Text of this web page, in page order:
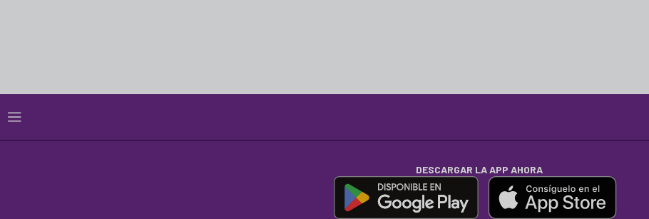
DESCARGAR LA APP AHORA